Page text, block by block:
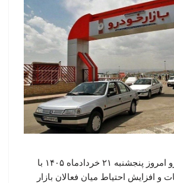
معاملات بازار خودرو امروز پنجشنبه ۲۱ خردادماه ۱۴۰۵ با
و افزایش احتیاط میان فعالان بازار